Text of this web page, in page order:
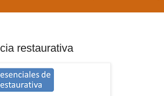
restaurativa